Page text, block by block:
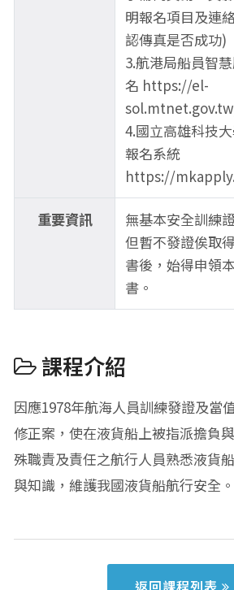
明報名項目及連
認傳真是否成功)
3.航港局船員智
名 https://el-
4.國立高雄科技
報名系統
https://
重要資訊
無基本安全訓練
但暫不發證俟取
書後，始得申領
書。
課程介紹
因應1978年航海人員訓練發證及當
修正案，使在液貨船上被指派擔負
殊職責及責任之航行人員熟悉液貨
與知識，維護我國液貨船航行安全。